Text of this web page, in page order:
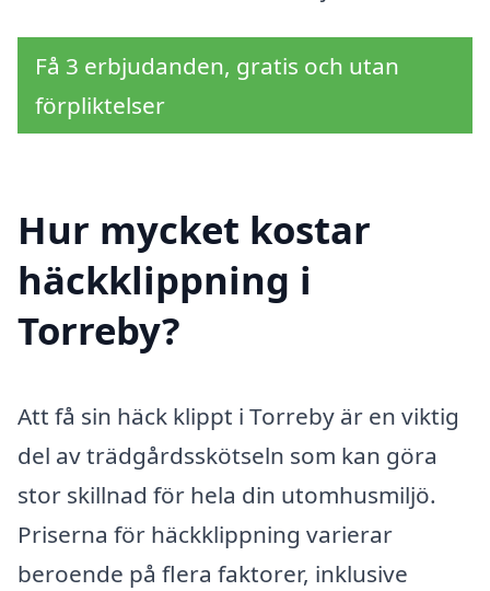
Få 3 erbjudanden, gratis och utan
förpliktelser
Hur mycket kostar
häckklippning i
Torreby?
Att få sin häck klippt i Torreby är en viktig
del av trädgårdsskötseln som kan göra
stor skillnad för hela din utomhusmiljö.
Priserna för häckklippning varierar
beroende på flera faktorer, inklusive